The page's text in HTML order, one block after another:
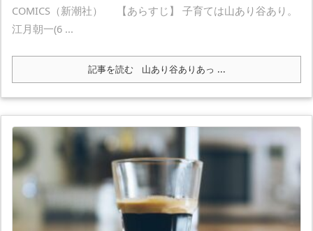
COMICS（新潮社） 【あらすじ】 子育ては山あり谷あり。
江月朝一(6 ...
記事を読む 山あり谷ありあっ ...